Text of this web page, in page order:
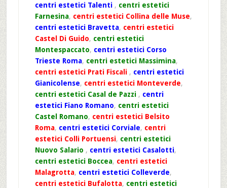
centri estetici Talenti , centri estetici
Farnesina, centri estetici Collina delle Muse,
centri estetici Bravetta, centri estetici
Castel Di Guido, centri estetici
Montespaccato, centri estetici Corso
Trieste Roma, centri estetici Massimina,
centri estetici Prati Fiscali , centri estetici
Gianicolense, centri estetici Monteverde,
centri estetici Casal de Pazzi , centri
estetici Fiano Romano, centri estetici
Castel Romano, centri estetici Belsito
Roma, centri estetici Corviale, centri
estetici Colli Portuensi, centri estetici
Nuovo Salario , centri estetici Casalotti,
centri estetici Boccea, centri estetici
Malagrotta, centri estetici Colleverde,
centri estetici Bufalotta, centri estetici